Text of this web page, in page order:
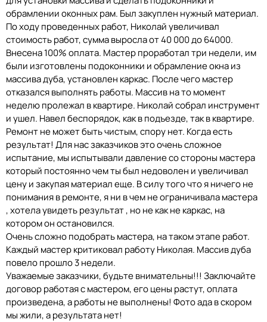
обрамлении оконных рам. Был закуплен нужный материал.
По ходу проведенных работ, Николай увеличивал
стоимость работ, сумма выросла от 40 000 до 64000.
Внесена 100% оплата. Мастер проработал три недели, им
были изготовлены подоконники и обрамление окна из
массива дуба, установлен каркас. После чего мастер
отказался выполнять работы. Массив на то момент
неделю пролежал в квартире. Николай собрал инструмент
и ушел. Навел беспорядок, как в подъезде, так в квартире.
Ремонт не может быть чистым, спору нет. Когда есть
результат! Для нас заказчиков это очень сложное
испытание, мы испытывали давление со стороны мастера
который постоянно чем ты был недоволен и увеличивал
цену и закупая материал еще. В силу того что я ничего не
понимания в ремонте, я ни в чем не ограничивала мастера
, хотела увидеть результат , но не как не каркас, на
котором он остановился.
Очень сложно подобрать мастера, на таком этапе работ.
Каждый мастер критиковал работу Николая. Массив дуба
повело прошло 3 недели.
Уважаемые заказчики, будьте внимательны!!! Заключайте
договор работая с мастером, его цены растут, оплата
произведена, а работы не выполнены! Фото ада в скором
мы жили, а результата нет!